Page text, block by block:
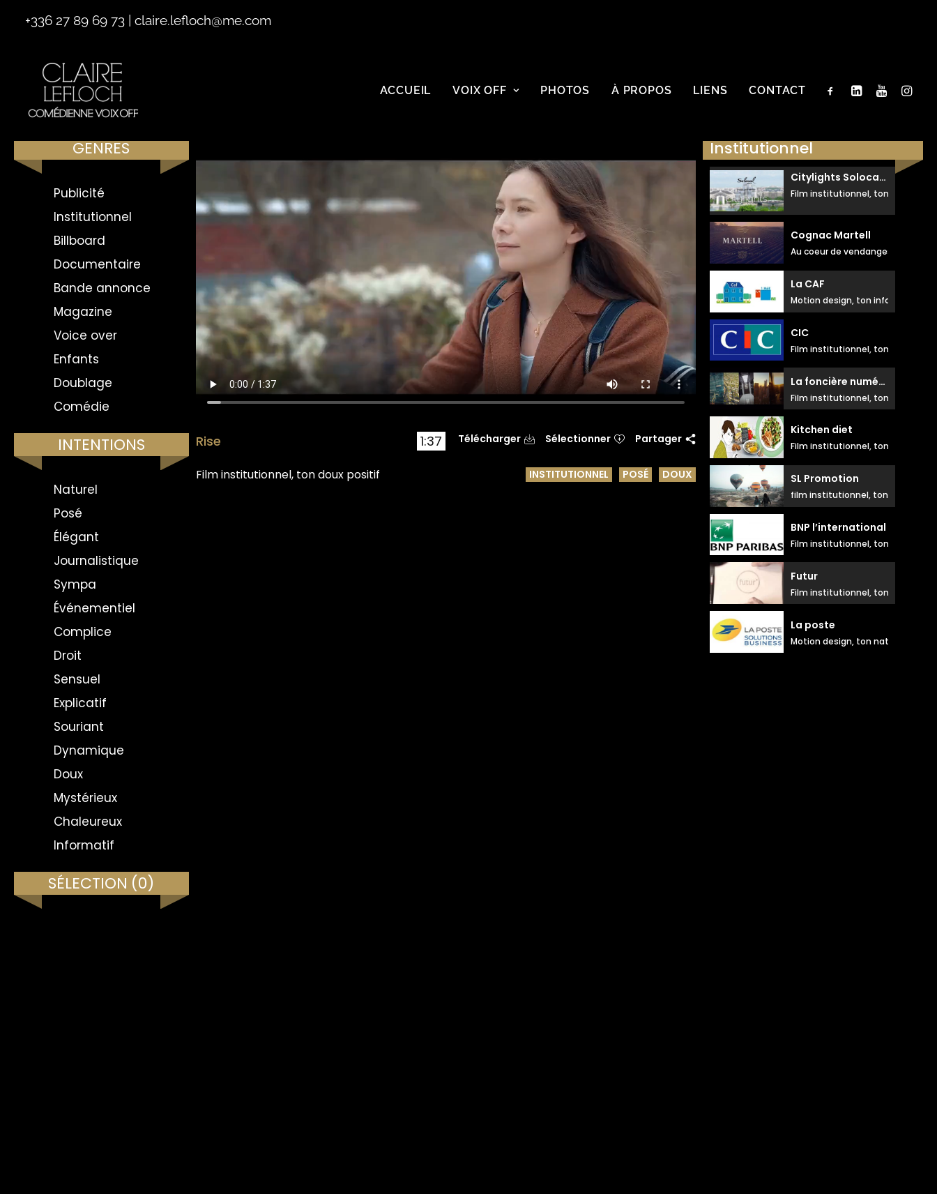
+336 27 89 69 73 claire.lefloch@me.com
ACCUEIL VOIX OFF PHOTOS À PROPOS LIENS CONTACT
GENRES
Publicité
Institutionnel
Billboard
Documentaire
Bande annonce
Magazine
Voice over
Enfants
Doublage
Comédie
INTENTIONS
Naturel
Posé
Élégant
Journalistique
Sympa
Événementiel
Complice
Droit
Sensuel
Explicatif
Souriant
Dynamique
Doux
Mystérieux
Chaleureux
Informatif
SÉLECTION (0)
Rise 1:37
Film institutionnel, ton doux positif
Télécharger Sélectionner Partager
INSTITUTIONNEL POSÉ DOUX
Institutionnel
Citylights Solocal Groupe
Film institutionnel, ton droit posé
Cognac Martell
Au coeur de vendanges, ton
La CAF
Motion design, ton informatif,
CIC
Film institutionnel, ton positif
La foncière numérique
Film institutionnel, ton droit et
Kitchen diet
Film institutionnel, ton
SL Promotion
film institutionnel, ton parlé
BNP l’international
Film institutionnel, ton amusé et
Futur
Film institutionnel, ton positif
La poste
Motion design, ton naturel